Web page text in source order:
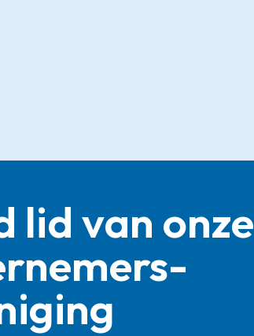
lid van onze